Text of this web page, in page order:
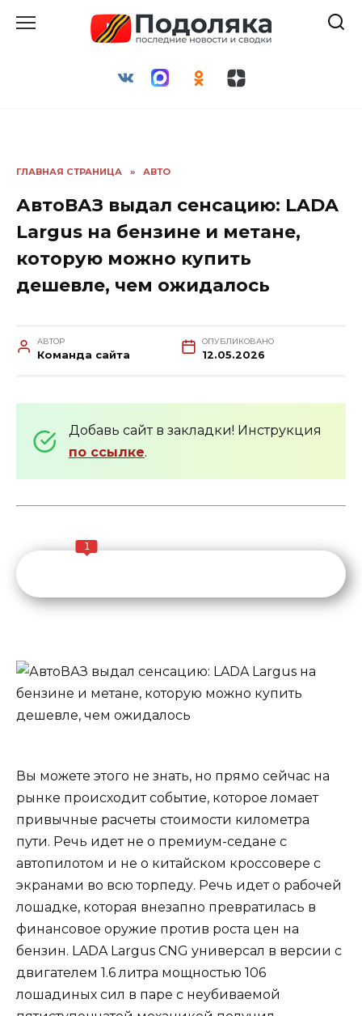
ГЛАВНАЯ СТРАНИЦА » АВТО
АвтоВАЗ выдал сенсацию: LADA
Largus на бензине и метане,
которую можно купить
дешевле, чем ожидалось
АВТОР
Команда сайта
ОПУБЛИКОВАНО
12.05.2026
Добавь сайт в закладки! Инструкция
по ссылке.
1
Вы можете этого не знать, но прямо сейчас на
рынке происходит событие, которое ломает
привычные расчеты стоимости километра
пути. Речь идет не о премиум-седане с
автопилотом и не о китайском кроссовере с
экранами во всю торпеду. Речь идет о рабочей
лошадке, которая внезапно превратилась в
финансовое оружие против роста цен на
бензин. LADA Largus CNG универсал в версии с
двигателем 1.6 литра мощностью 106
лошадиных сил в паре с неубиваемой